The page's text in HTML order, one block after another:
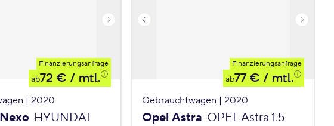
Finanzierungsanfrage
ab72 € / mtl.
| 2020
HYUNDAI
Finanzierungsanfrage
ab77 € / mtl.
Gebrauchtwagen | 2020
Opel Astra OPEL Astra 1.5